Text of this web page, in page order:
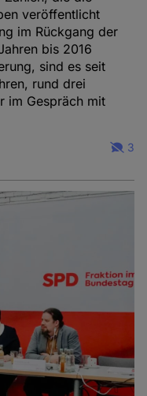
veröffentlicht
im Rückgang der
bis 2016
sind es seit
rund drei
im Gespräch mit
3